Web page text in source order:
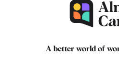
A better world of